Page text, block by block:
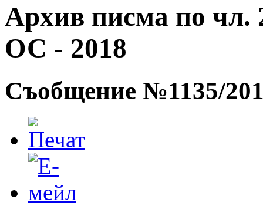
Архив писма по чл.
ОС - 2018
Съобщение №1135/